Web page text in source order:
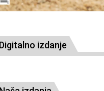
Digitalno izdanje